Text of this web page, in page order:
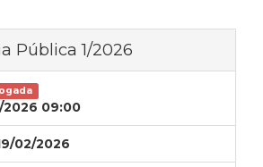
Pública 1/2026
2026 09:00
02/2026